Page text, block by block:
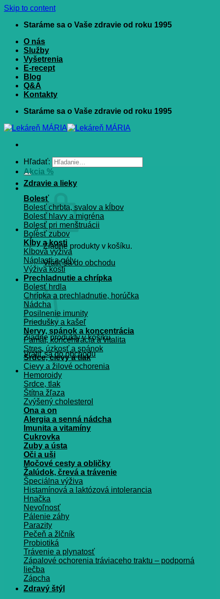
Skip to content
Staráme sa o Vaše zdravie od roku 1995
O nás
Služby
Vyšetrenia
E-recept
Blog
Q&A
Kontakty
Staráme sa o Vaše zdravie od roku 1995
Hľadať:
Žiadne produkty v košíku.
Vrátiť sa do obchodu
Košík
Žiadne produkty v košíku.
Vrátiť sa do obchodu
Akcia %
Zdravie a lieky
Bolesť
Bolesť chrbta, svalov a kĺbov
Bolesť hlavy a migréna
Bolesť pri menštruácii
Bolesť zubov
Kĺby a kosti
Kĺbová výživa
Náplasti a gély
Výživa kostí
Prechladnutie a chrípka
Bolesť hrdla
Chrípka a prechladnutie, horúčka
Nádcha
Posilnenie imunity
Priedušky a kašeľ
Nervy, spánok a koncentrácia
Pamät, koncentrácia a vitalita
Stres, úzkosť a spánok
Srdce, cievy a tlak
Cievy a žilové ochorenia
Hemoroidy
Srdce, tlak
Štítna žľaza
Zvýšený cholesterol
Ona a on
Alergia a senná nádcha
Imunita a vitamíny
Cukrovka
Zuby a ústa
Oči a uši
Močové cesty a obličky
Žalúdok, črevá a trávenie
Špeciálna výživa
Histamínová a laktózová intolerancia
Hnačka
Nevoľnosť
Pálenie záhy
Parazity
Pečeň a žlčník
Probiotiká
Trávenie a plynatosť
Zápalové ochorenia tráviaceho traktu – podporná
liečba
Zápcha
Zdravý štýl